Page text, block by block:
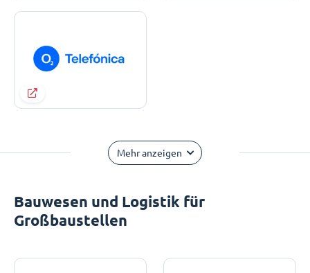
Mehr anzeigen
Bauwesen und Logistik für
Großbaustellen